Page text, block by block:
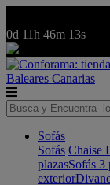
0d 11h 46m 13s
Baleares Canarias
Sofás
Sofás Chaise
plazasSofás 3
exterior